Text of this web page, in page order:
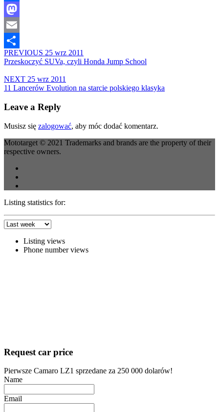
Facebook
Mastodon
Email
Share
PREVIOUS 25 wrz 2011
Przeskoczyć SUVa, czyli Honda Jump School
NEXT 25 wrz 2011
11 Lancerów Evolution na starcie polskiego klasyka
Leave a Reply
Musisz się zalogować, aby móc dodać komentarz.
Mototarget © 2021 Trademarks and brands are the property of their
respective owners.
Listing statistics for:
Listing views
Phone number views
Request car price
Pierwsze Camaro LZ1 sprzedane za 250 000 dolarów!
Name
Email